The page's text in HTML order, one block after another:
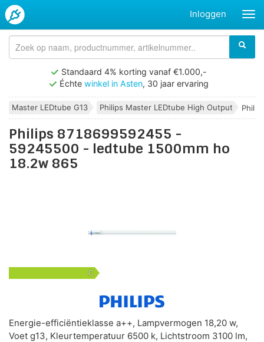
Inloggen
Standaard 4% korting vanaf €1.000,-
Échte winkel in Asten, 30 jaar ervaring
Master LEDtube G13 Philips Master LEDtube High Output
Philips 8718699592455 -
59245500 - ledtube 1500mm ho
18.2w 865
C
Energie-efficiëntieklasse a++, Lampvermogen 18,20 w,
Voet g13, Kleurtemperatuur 6500 k, Lichtstroom 3100 lm,